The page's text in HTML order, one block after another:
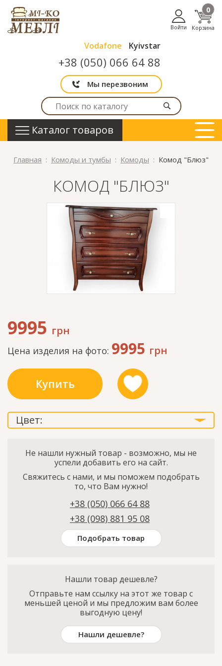
Vodafone Kyivstar
+38 (050) 066 64 88
Мы перезвоним
Войти Корзина
0
Каталог товаров
Главная Комоды и тумбы Комоды Комод "Блюз"
КОМОД "БЛЮЗ"
9995 грн
Цена изделия на фото: 9995 грн
Купить
Цвет:
Не нашли нужный товар - возможно, мы не
успели добавить его на сайт.
Свяжитесь с нами, и мы поможем подобрать
то, что Вам нужно!
+38 (050) 066 64 88
+38 (098) 881 95 08
Подобрать товар
Нашли товар дешевле?
Отправьте нам ссылку на этот же товар с
меньшей ценой и мы предложим вам более
выгодную цену!
Нашли дешевле?